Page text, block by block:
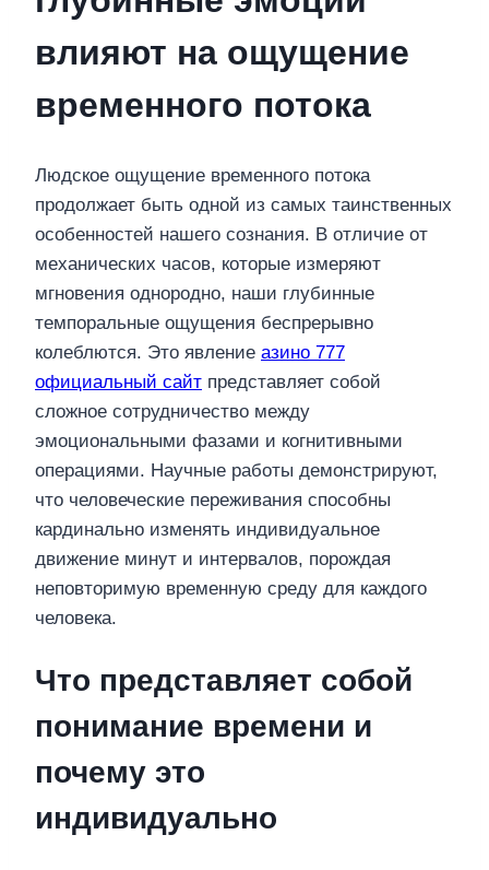
влияют на ощущение
временного потока
Людское ощущение временного потока
продолжает быть одной из самых таинственных
особенностей нашего сознания. В отличие от
механических часов, которые измеряют
мгновения однородно, наши глубинные
темпоральные ощущения беспрерывно
колеблются. Это явление азино 777
официальный сайт представляет собой
сложное сотрудничество между
эмоциональными фазами и когнитивными
операциями. Научные работы демонстрируют,
что человеческие переживания способны
кардинально изменять индивидуальное
движение минут и интервалов, порождая
неповторимую временную среду для каждого
человека.
Что представляет собой
понимание времени и
почему это
индивидуально